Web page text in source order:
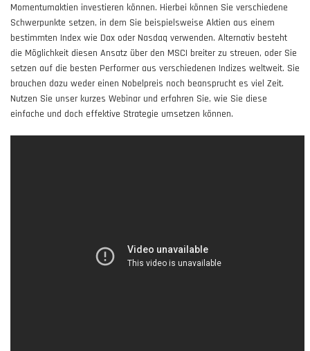
Momentumaktien investieren können. Hierbei können Sie verschiedene
Schwerpunkte setzen, in dem Sie beispielsweise Aktien aus einem
bestimmten Index wie Dax oder Nasdaq verwenden. Alternativ besteht
die Möglichkeit diesen Ansatz über den MSCI breiter zu streuen, oder Sie
setzen auf die besten Performer aus verschiedenen Indizes weltweit. Sie
brauchen dazu weder einen Nobelpreis noch beansprucht es viel Zeit.
Nutzen Sie unser kurzes Webinar und erfahren Sie, wie Sie diese
einfache und doch effektive Strategie umsetzen können.